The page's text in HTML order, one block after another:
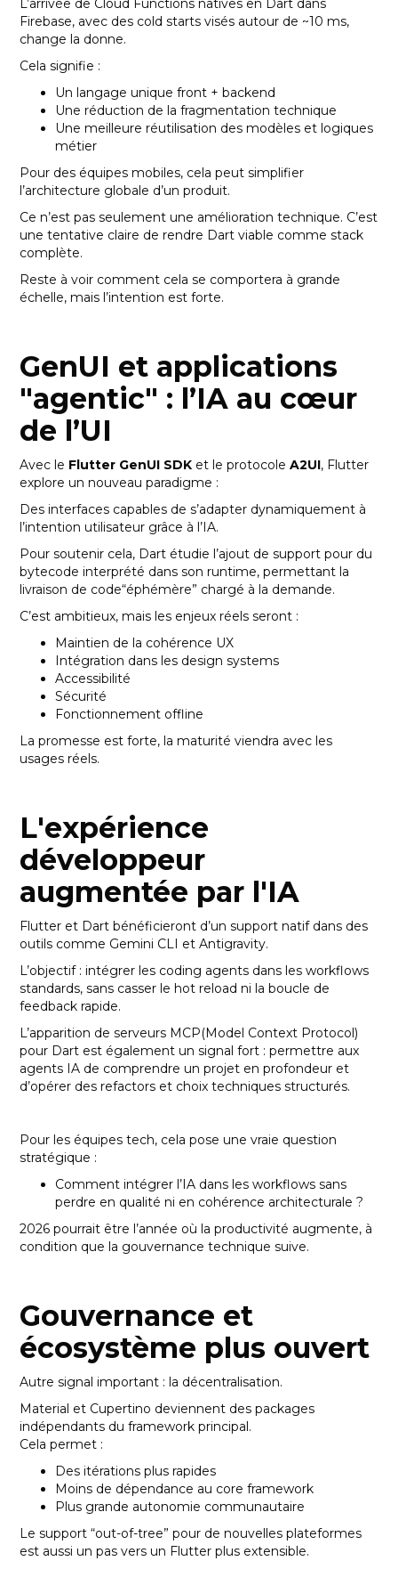
L’arrivée de Cloud Functions natives en Dart dans
Firebase, avec des cold starts visés autour de ~10 ms,
change la donne.
Cela signifie :
Un langage unique front + backend
Une réduction de la fragmentation technique
Une meilleure réutilisation des modèles et logiques
métier
Pour des équipes mobiles, cela peut simplifier
l’architecture globale d’un produit.
Ce n’est pas seulement une amélioration technique. C’est
une tentative claire de rendre Dart viable comme stack
complète.
Reste à voir comment cela se comportera à grande
échelle, mais l’intention est forte.
GenUI et applications
"agentic" : l’IA au cœur
de l’UI
Avec le Flutter GenUI SDK et le protocoleA2UI, Flutter
explore un nouveau paradigme :
Des interfaces capables de s’adapter dynamiquement à
l’intention utilisateur grâce à l’IA.
Pour soutenir cela, Dart étudie l’ajout de support pour du
bytecode interprété dans son runtime, permettant la
livraison de code“éphémère” chargé à la demande.
C’est ambitieux, mais les enjeux réels seront :
Maintien de la cohérence UX
Intégration dans les design systems
Accessibilité
Sécurité
Fonctionnement offline
La promesse est forte, la maturité viendra avec les
usages réels.
L'expérience
développeur
augmentée par l'IA
Flutter et Dart bénéficieront d’un support natif dans des
outils comme Gemini CLI et Antigravity.
L’objectif : intégrer les coding agents dans les workflows
standards, sans casser le hot reload ni la boucle de
feedback rapide.
L’apparition de serveurs MCP(Model Context Protocol)
pour Dart est également un signal fort : permettre aux
agents IA de comprendre un projet en profondeur et
d’opérer des refactors et choix techniques structurés.
Pour les équipes tech, cela pose une vraie question
stratégique :
Comment intégrer l’IA dans les workflows sans
perdre en qualité ni en cohérence architecturale ?
2026 pourrait être l’année où la productivité augmente, à
condition que la gouvernance technique suive.
Gouvernance et
écosystème plus ouvert
Autre signal important : la décentralisation.
Material et Cupertino deviennent des packages
indépendants du framework principal.
Cela permet :
Des itérations plus rapides
Moins de dépendance au core framework
Plus grande autonomie communautaire
Le support “out-of-tree” pour de nouvelles plateformes
est aussi un pas vers un Flutter plus extensible.